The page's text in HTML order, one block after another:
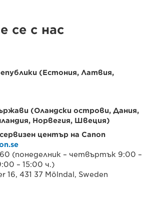
се с нас
(Естония, Латвия,
(Оландски острови, Дания,
Норвегия, Швеция)
център на Canon
(понеделник – четвъртък 9:00 –
– 15:00 ч.)
16, 431 37 Mölndal, Sweden